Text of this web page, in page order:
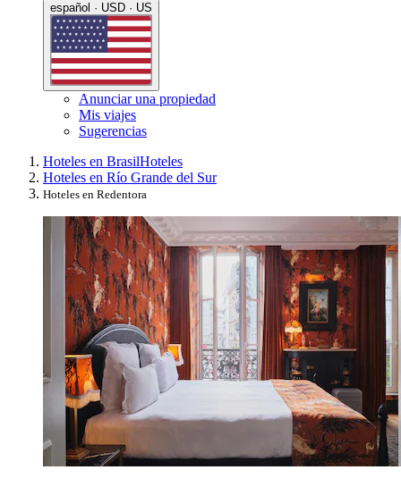
español · USD · US
Anunciar una propiedad
Mis viajes
Sugerencias
Hoteles en BrasilHoteles
Hoteles en Río Grande del Sur
Hoteles en Redentora